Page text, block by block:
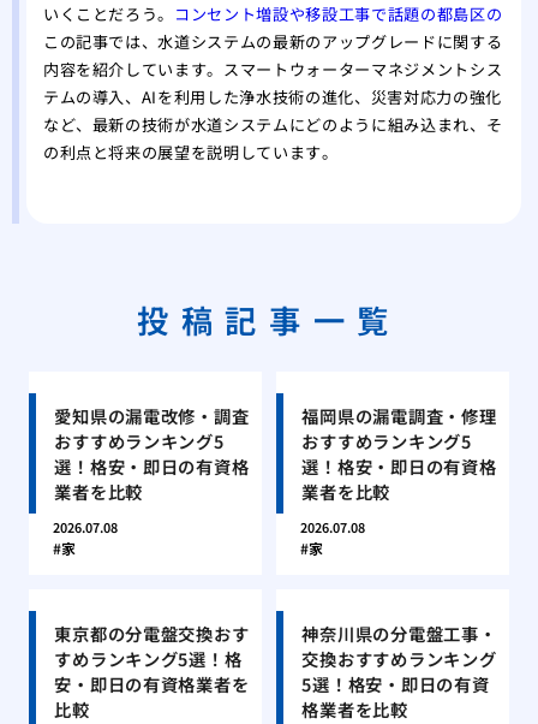
いくことだろう。 コンセント増設や移設工事で話題の都島区の
この記事では、水道システムの最新のアップグレードに関する
内容を紹介しています。スマートウォーターマネジメントシス
テムの導入、AIを利用した浄水技術の進化、災害対応力の強化
など、最新の技術が水道システムにどのように組み込まれ、そ
の利点と将来の展望を説明しています。
投稿記事一覧
愛知県の漏電改修・調査
おすすめランキング5
選！格安・即日の有資格
業者を比較
2026.07.08
家
福岡県の漏電調査・修理
おすすめランキング5
選！格安・即日の有資格
業者を比較
2026.07.08
家
東京都の分電盤交換おす
すめランキング5選！格
安・即日の有資格業者を
比較
神奈川県の分電盤工事・
交換おすすめランキング
5選！格安・即日の有資
格業者を比較